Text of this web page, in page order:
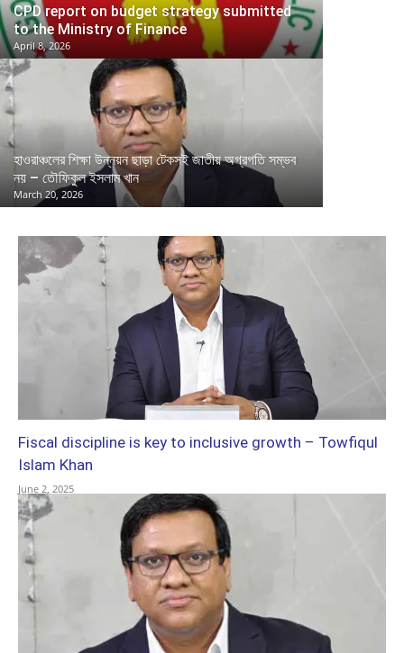
CPD report on budget strategy submitted
to the Ministry of Finance
April 8, 2026
হাওরাঞ্চলের শিক্ষা উন্নয়ন ছাড়া টেকসই জাতীয় অগ্রগতি সম্ভব
নয় – তৌফিকুল ইসলাম খান
March 20, 2026
Fiscal discipline is key to inclusive growth – Towfiqul
Islam Khan
June 2, 2025